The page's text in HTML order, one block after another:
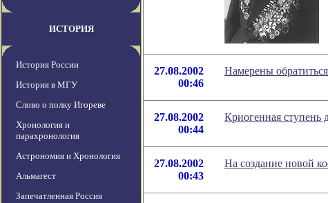
ИСТОРИЯ
История России
История в МГУ
Слово о полку Игореве
Хронология и
парахронология
Астрономия и Хронология
Альмагест
Запечатленная Россия
27.08.2002
00:46
Намерены
27.08.2002
00:44
Криогенная ступень
27.08.2002
00:43
На создание новой